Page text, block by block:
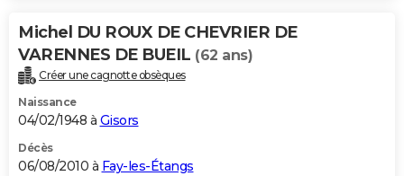
Michel DU ROUX DE CHEVRIER DE
VARENNES DE BUEIL (62 ans)
Créer une cagnotte obsèques
Naissance
04/02/1948 à Gisors
Décès
06/08/2010 à Fay-les-Étangs